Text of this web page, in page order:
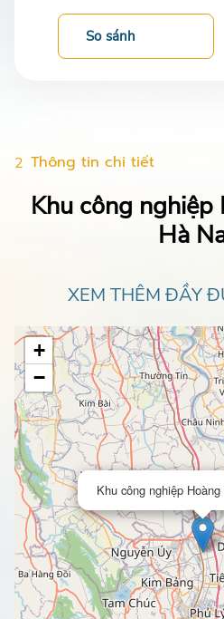
So sánh
2 Thông tin chi tiết
Khu công
Hà
XEM THÊM ĐẦY
Khu công nghiệp
+
−